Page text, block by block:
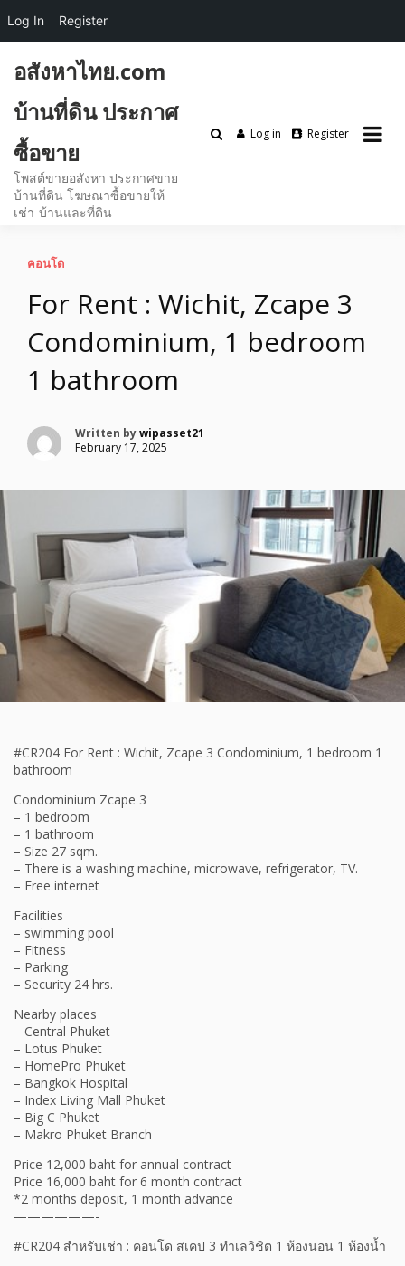
content
อสังหาไทย.com
บ้านที่ดิน ประกาศ
ซื้อขาย
โพสต์ขายอสังหา ประกาศขาย
บ้านที่ดิน โฆษณาซื้อขายให้
เช่า-บ้านและที่ดิน
Log in Register
คอนโด
For Rent : Wichit, Zcape 3
Condominium, 1 bedroom
1 bathroom
Written bywipasset21
February 17, 2025
#CR204 For Rent : Wichit, Zcape 3 Condominium, 1 bedroom 1
bathroom
Condominium Zcape 3
– 1 bedroom
– 1 bathroom
– Size 27 sqm.
– There is a washing machine, microwave, refrigerator, TV.
– Free internet
Facilities
– swimming pool
– Fitness
– Parking
– Security 24 hrs.
Nearby places
– Central Phuket
– Lotus Phuket
– HomePro Phuket
– Bangkok Hospital
– Index Living Mall Phuket
– Big C Phuket
– Makro Phuket Branch
Price 12,000 baht for annual contract
Price 16,000 baht for 6 month contract
*2 months deposit, 1 month advance
——————-
#CR204 สำหรับเช่า : คอนโด สเคป 3 ทำเลวิชิต 1 ห้องนอน 1 ห้องนํ้า
Log In Register